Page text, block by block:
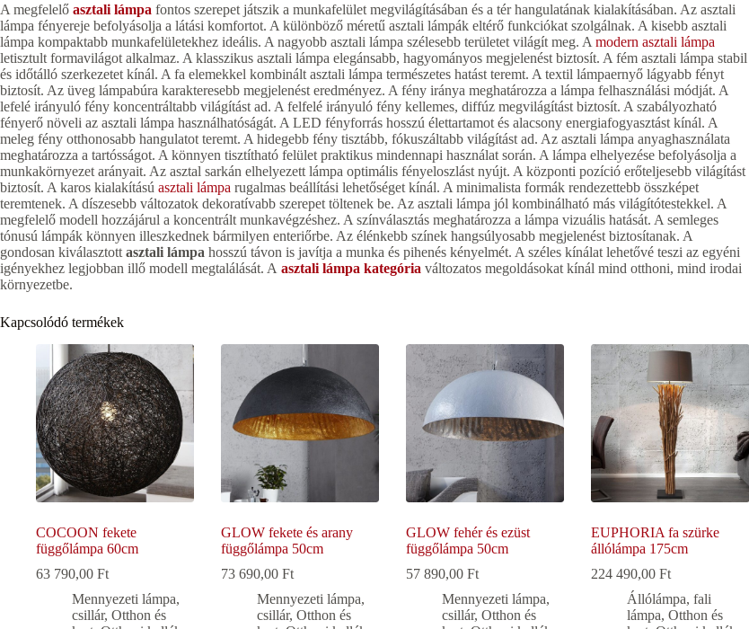
A megfelelő asztali lámpa fontos szerepet játszik a munkafelület megvilágításában és a tér hangulatának kialakításában. Az asztali
lámpa fényereje befolyásolja a látási komfortot. A különböző méretű asztali lámpák eltérő funkciókat szolgálnak. A kisebb asztali
lámpa kompaktabb munkafelületekhez ideális. A nagyobb asztali lámpa szélesebb területet világít meg. A modern asztali lámpa
letisztult formavilágot alkalmaz. A klasszikus asztali lámpa elegánsabb, hagyományos megjelenést biztosít. A fém asztali lámpa stabil
és időtálló szerkezetet kínál. A fa elemekkel kombinált asztali lámpa természetes hatást teremt. A textil lámpaernyő lágyabb fényt
biztosít. Az üveg lámpabúra karakteresebb megjelenést eredményez. A fény iránya meghatározza a lámpa felhasználási módját. A
lefelé irányuló fény koncentráltabb világítást ad. A felfelé irányuló fény kellemes, diffúz megvilágítást biztosít. A szabályozható
fényerő növeli az asztali lámpa használhatóságát. A LED fényforrás hosszú élettartamot és alacsony energiafogyasztást kínál. A
meleg fény otthonosabb hangulatot teremt. A hidegebb fény tisztább, fókuszáltabb világítást ad. Az asztali lámpa anyaghasználata
meghatározza a tartósságot. A könnyen tisztítható felület praktikus mindennapi használat során. A lámpa elhelyezése befolyásolja a
munkakörnyezet arányait. Az asztal sarkán elhelyezett lámpa optimális fényeloszlást nyújt. A központi pozíció erőteljesebb világítást
biztosít. A karos kialakítású asztali lámpa rugalmas beállítási lehetőséget kínál. A minimalista formák rendezettebb összképet
teremtenek. A díszesebb változatok dekoratívabb szerepet töltenek be. Az asztali lámpa jól kombinálható más világítótestekkel. A
megfelelő modell hozzájárul a koncentrált munkavégzéshez. A színválasztás meghatározza a lámpa vizuális hatását. A semleges
tónusú lámpák könnyen illeszkednek bármilyen enteriőrbe. Az élénkebb színek hangsúlyosabb megjelenést biztosítanak. A
gondosan kiválasztott asztali lámpa hosszú távon is javítja a munka és pihenés kényelmét. A széles kínálat lehetővé teszi az egyéni
igényekhez legjobban illő modell megtalálását. A asztali lámpa kategória változatos megoldásokat kínál mind otthoni, mind irodai
környezetbe.
Kapcsolódó termékek
COCOON fekete
függőlámpa 60cm
63 790,00 Ft
Mennyezeti lámpa,
csillár, Otthon és
GLOW fekete és arany
függőlámpa 50cm
73 690,00Ft
Mennyezeti lámpa,
csillár,Otthon és
GLOW fehér és ezüst
függőlámpa 50cm
57 890,00Ft
Mennyezeti lámpa,
csillár,Otthon és
EUPHORIA fa szürke
állólámpa 175cm
224 490,00Ft
Állólámpa, fali
lámpa,Otthon és